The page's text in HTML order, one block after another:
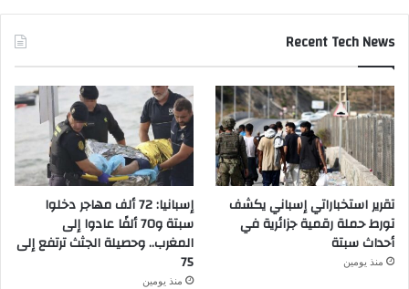
Recent Tech News
تقرير استخباراتي إسباني يكشف
تورط حملة رقمية جزائرية في
أحداث سبتة
منذ يومين
إسبانيا: 72 ألف مهاجر دخلوا
سبتة و70 ألفًا عادوا إلى
المغرب.. وحصيلة الجثث ترتفع إلى
75
منذ يومين